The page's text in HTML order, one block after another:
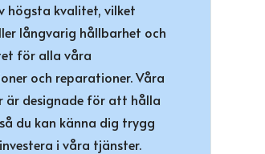
högsta kvalitet, vilket
långvarig hållbarhet och
för alla våra
och reparationer. Våra
är designade för att hålla
du kan känna dig trygg
i våra tjänster.